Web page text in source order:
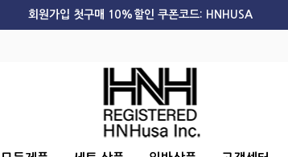
회원가입 첫구매 10%할인 쿠폰코드: HNHUSA